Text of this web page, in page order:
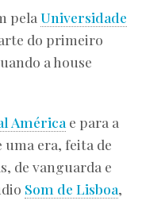
pela Universidade
do primeiro
a house
América e para a
uma era, feita de
de vanguarda e
Som de Lisboa,